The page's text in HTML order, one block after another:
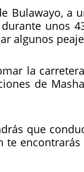
a
unos
algunos
la
de
que